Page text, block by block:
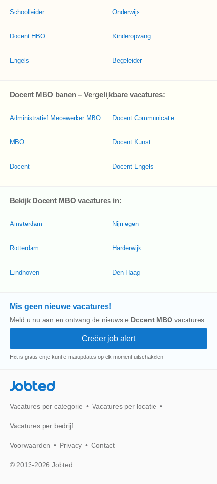
Schoolleider
Docent HBO
Engels
Onderwijs
Kinderopvang
Begeleider
Docent MBO banen – Vergelijkbare vacatures:
Administratief Medewerker MBO
MBO
Docent
Docent Communicatie
Docent Kunst
Docent Engels
Bekijk Docent MBO vacatures in:
Amsterdam
Rotterdam
Eindhoven
Nijmegen
Harderwijk
Den Haag
Mis geen nieuwe vacatures!
Meld u nu aan en ontvang de nieuwste Docent MBO vacatures
Het is gratis en je kunt e-mailupdates op elk moment uitschakelen
Jobted
Vacatures per categorie Vacatures per locatie
Vacatures per bedrijf
Voorwaarden Privacy Contact
© 2013-2026 Jobted